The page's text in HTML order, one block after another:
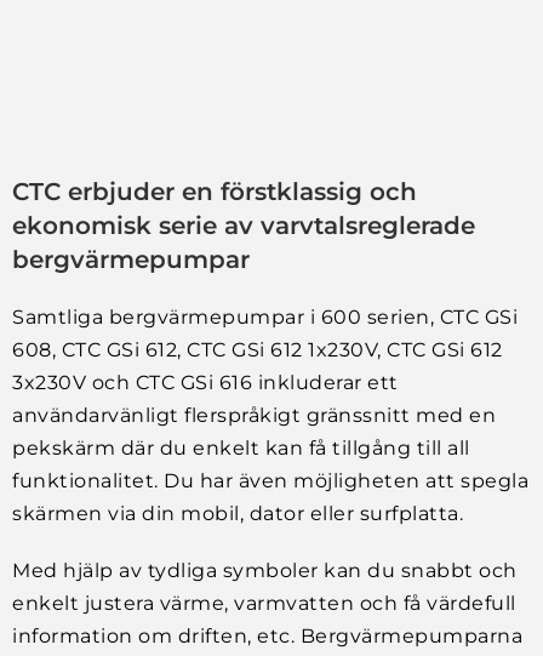
CTC erbjuder en förstklassig och
ekonomisk serie av varvtalsreglerade
bergvärmepumpar
Samtliga bergvärmepumpar i 600 serien, CTC GSi
608, CTC GSi 612, CTC GSi 612 1x230V, CTC GSi 612
3x230V och CTC GSi 616 inkluderar ett
användarvänligt flerspråkigt gränssnitt med en
pekskärm där du enkelt kan få tillgång till all
funktionalitet. Du har även möjligheten att spegla
skärmen via din mobil, dator eller surfplatta.
Med hjälp av tydliga symboler kan du snabbt och
enkelt justera värme, varmvatten och få värdefull
information om driften, etc. Bergvärmepumparna